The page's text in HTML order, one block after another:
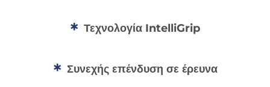
Τεχνολογία IntelliGrip
Συνεχής επένδυση σε έρευνα